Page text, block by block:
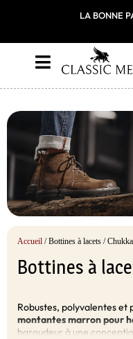
LA BONNE
Accueil / Bottines à lacets /
Bottines à
Robustes, polyvalentes
montantes marron pour
baroudeur à une